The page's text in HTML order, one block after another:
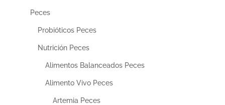
Peces
Probióticos Peces
Nutrición Peces
Alimentos Balanceados Peces
Alimento Vivo Peces
Artemia Peces